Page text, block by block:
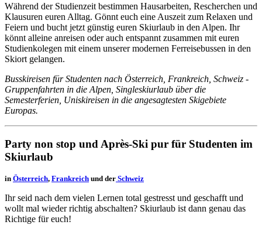
Während der Studienzeit bestimmen Hausarbeiten, Rescherchen und
Klausuren euren Alltag. Gönnt euch eine Auszeit zum Relaxen und
Feiern und bucht jetzt günstig euren Skiurlaub in den Alpen. Ihr
könnt alleine anreisen oder auch entspannt zusammen mit euren
Studienkolegen mit einem unserer modernen Ferreisebussen in den
Skiort gelangen.
Busskireisen für Studenten nach Österreich, Frankreich, Schweiz -
Gruppenfahrten in die Alpen, Singleskiurlaub über die
Semesterferien, Uniskireisen in die angesagtesten Skigebiete
Europas.
Party non stop und Après-Ski pur für Studenten im
Skiurlaub
in Österreich, Frankreich und der Schweiz
Ihr seid nach dem vielen Lernen total gestresst und geschafft und
wollt mal wieder richtig abschalten? Skiurlaub ist dann genau das
Richtige für euch!